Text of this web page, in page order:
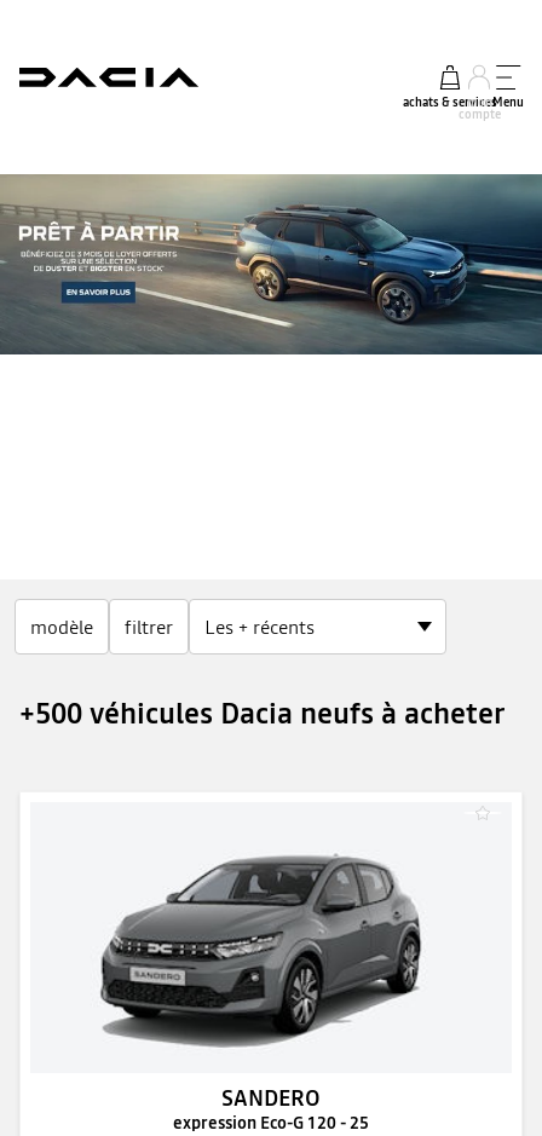
achats & services
mon
compte
Menu
modèle filtrer
+500 véhicules Dacia neufs à acheter
SANDERO
expression Eco-G 120 - 25